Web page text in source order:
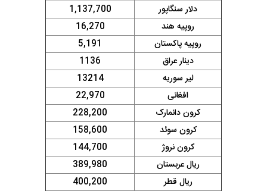
دلار سنگاپور
1,137,700
روپیه هند
16,270
روپیه پاکستان
5,191
دینار عراق
1136
لیر سوریه
13214
افغانی
22,970
کرون دانمارک
228,200
کرون سوئد
158,600
کرون نروژ
144,700
ریال عربستان
389,980
ریال قطر
400,200